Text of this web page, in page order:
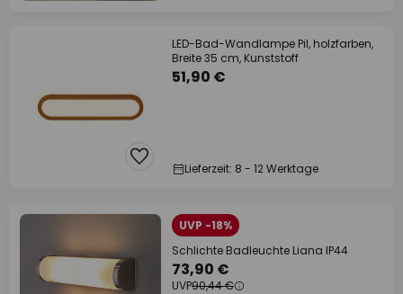
LED-Bad-Wandlampe Pil, holzfarben,
Breite 35 cm, Kunststoff
51,90 €
Lieferzeit: 8 - 12 Werktage
UVP -18%
Schlichte Badleuchte Liana IP44
73,90 €
UVP90,44 €